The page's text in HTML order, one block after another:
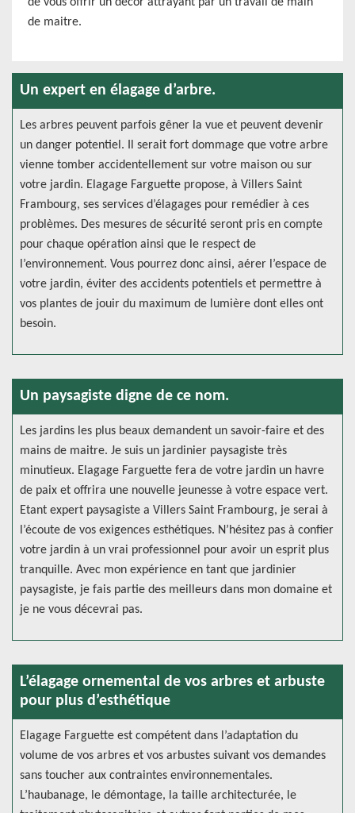
de maitre.
Un expert en élagage d’arbre.
Les arbres peuvent parfois gêner la vue et peuvent devenir
un danger potentiel. Il serait fort dommage que votre arbre
vienne tomber accidentellement sur votre maison ou sur
votre jardin. Elagage Farguette propose, à Villers Saint
Frambourg, ses services d’élagages pour remédier à ces
problèmes. Des mesures de sécurité seront pris en compte
pour chaque opération ainsi que le respect de
l’environnement. Vous pourrez donc ainsi, aérer l’espace de
votre jardin, éviter des accidents potentiels et permettre à
vos plantes de jouir du maximum de lumière dont elles ont
besoin.
Un paysagiste digne de ce nom.
Les jardins les plus beaux demandent un savoir-faire et des
mains de maitre. Je suis un jardinier paysagiste très
minutieux. Elagage Farguette fera de votre jardin un havre
de paix et offrira une nouvelle jeunesse à votre espace vert.
Etant expert paysagiste a Villers Saint Frambourg, je serai à
l’écoute de vos exigences esthétiques. N’hésitez pas à confier
votre jardin à un vrai professionnel pour avoir un esprit plus
tranquille. Avec mon expérience en tant que jardinier
paysagiste, je fais partie des meilleurs dans mon domaine et
je ne vous décevrai pas.
L’élagage ornemental de vos arbres et arbuste
pour plus d’esthétique
Elagage Farguette est compétent dans l’adaptation du
volume de vos arbres et vos arbustes suivant vos demandes
sans toucher aux contraintes environnementales.
L’haubanage, le démontage, la taille architecturée, le